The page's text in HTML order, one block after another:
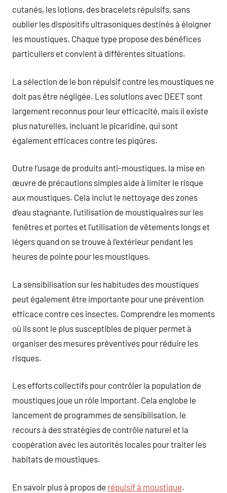
cutanés, les lotions, des bracelets répulsifs, sans
oublier les dispositifs ultrasoniques destinés à éloigner
les moustiques. Chaque type propose des bénéfices
particuliers et convient à différentes situations.
La sélection de le bon répulsif contre les moustiques ne
doit pas être négligée. Les solutions avec DEET sont
largement reconnus pour leur efficacité, mais il existe
plus naturelles, incluant le picaridine, qui sont
également efficaces contre les piqûres.
Outre l’usage de produits anti-moustiques, la mise en
œuvre de précautions simples aide à limiter le risque
aux moustiques. Cela inclut le nettoyage des zones
d’eau stagnante, l’utilisation de moustiquaires sur les
fenêtres et portes et l’utilisation de vêtements longs et
légers quand on se trouve à l’extérieur pendant les
heures de pointe pour les moustiques.
La sensibilisation sur les habitudes des moustiques
peut également être importante pour une prévention
efficace contre ces insectes. Comprendre les moments
où ils sont le plus susceptibles de piquer permet à
organiser des mesures préventives pour réduire les
risques.
Les efforts collectifs pour contrôler la population de
moustiques joue un rôle important. Cela englobe le
lancement de programmes de sensibilisation, le
recours à des stratégies de contrôle naturel et la
coopération avec les autorités locales pour traiter les
habitats de moustiques.
En savoir plus à propos de répulsif à moustique.